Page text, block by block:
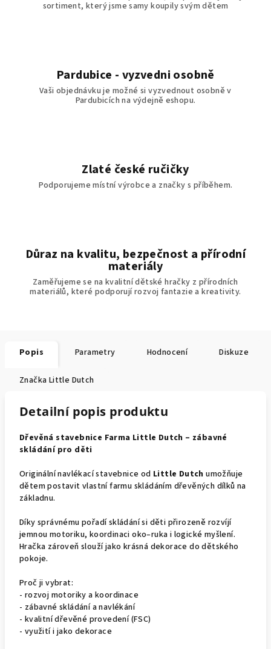
sortiment, který jsme samy koupily svým dětem
Pardubice - vyzvedni osobně
Vaši objednávku je možné si vyzvednout osobně v
Pardubicích na výdejně eshopu.
Zlaté české ručičky
Podporujeme místní výrobce a značky s příběhem.
Důraz na kvalitu, bezpečnost a přírodní
materiály
Zaměřujeme se na kvalitní dětské hračky z přírodních
materiálů, které podporují rozvoj fantazie a kreativity.
Popis Parametry Hodnocení Diskuze
Značka Little Dutch
Detailní popis produktu
Dřevěná stavebnice Farma Little Dutch – zábavné
skládání pro děti
Originální navlékací stavebnice od Little Dutch umožňuje
dětem postavit vlastní farmu skládáním dřevěných dílků na
základnu.
Díky správnému pořadí skládání si děti přirozeně rozvíjí
jemnou motoriku, koordinaci oko–ruka i logické myšlení.
Hračka zároveň slouží jako krásná dekorace do dětského
pokoje.
Proč ji vybrat:
- rozvoj motoriky a koordinace
- zábavné skládání a navlékání
- kvalitní dřevěné provedení (FSC)
- využití i jako dekorace